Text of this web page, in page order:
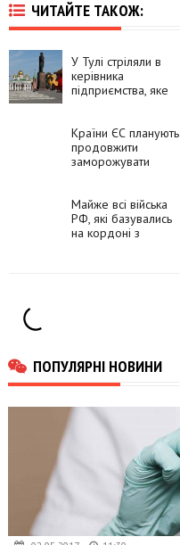
ЧИТАЙТЕ ТАКОЖ:
У Тулі стріляли в
керівника
підприємства, яке
Країни ЄС планують
продовжити
заморожувати
для України, -
Reuters
Майже всі війська
РФ, які базувались
на кордоні з
ПОПУЛЯРНІ НОВИНИ